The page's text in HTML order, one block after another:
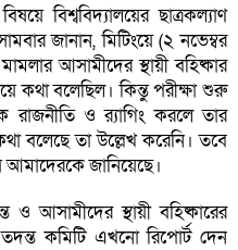
বিশ্ববিদ্যালয়ের ছাত্রকল্যাণ
জানান, মিটিংয়ে (২ নভেম্বর
আসামীদের স্থায়ী বহিষ্কার
কথা বলেছিল। কিন্তু পরীক্ষা শুরু
ও র‌্যাগিং করলে তার
বলেছে তা উল্লেখ করেনি। তবে
আমাদেরকে জানিয়েছে।
আসামীদের স্থায়ী বহিষ্কারের
কমিটি এখনো রিপোর্ট দেন